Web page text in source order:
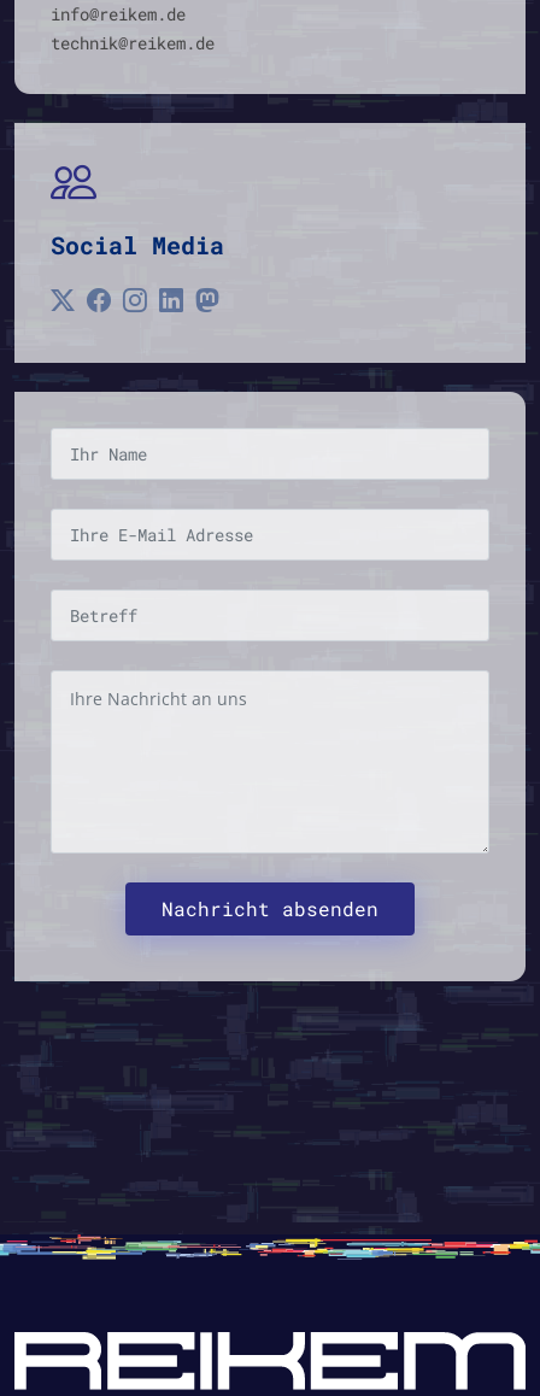
info@reikem.de
technik@reikem.de
Social Media
Nachricht absenden